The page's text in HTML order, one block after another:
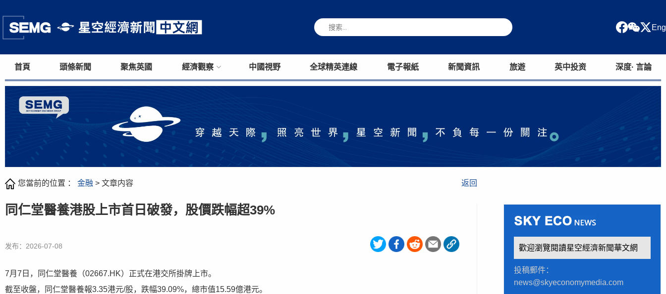
Eng
首頁 頭條新聞 聚焦英國 經濟觀察 中國視野 全球精英連線 電子報紙 新聞資訊 旅遊 英中投资 深度· 言論
您當前的位置 ： 金融 > 文章内容 返回
同仁堂醫養港股上市首日破發，股價跌幅超39%
发布：2026-07-08
7月7日，同仁堂醫養（02667.HK）正式在港交所掛牌上市。
截至收盤，同仁堂醫養報3.35港元/股，跌幅39.09%，總市值15.59億港元。
歡迎瀏覽閱讀星空經濟新聞華文網
投稿郵件：
news@skyeconomymedia.com